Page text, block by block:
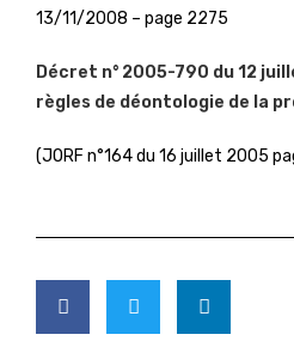
13/11/2008 – page 2275
Décret n° 2005-790 du 12
règles de déontologie de la
(JORF n°164 du 16 juillet 2005